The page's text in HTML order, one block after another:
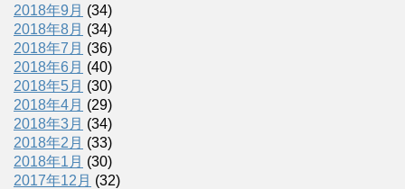
2018年9月 (34)
2018年8月 (34)
2018年7月 (36)
2018年6月 (40)
2018年5月 (30)
2018年4月 (29)
2018年3月 (34)
2018年2月 (33)
2018年1月 (30)
2017年12月 (32)